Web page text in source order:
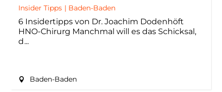
Insider Tipps | Baden-Baden
6 Insidertipps von Dr. Joachim Dodenhöft
HNO-Chirurg Manchmal will es das Schicksal,
d
Baden-Baden